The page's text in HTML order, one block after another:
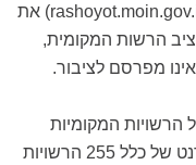
) את
הרשות המקומית,
מפרסם לציבור.
הרשויות המקומיות
בישראל. לצורך הסקירה בחנו באוגוסט 2023 את אתרי האינטרנט של כלל 255 הרשויות